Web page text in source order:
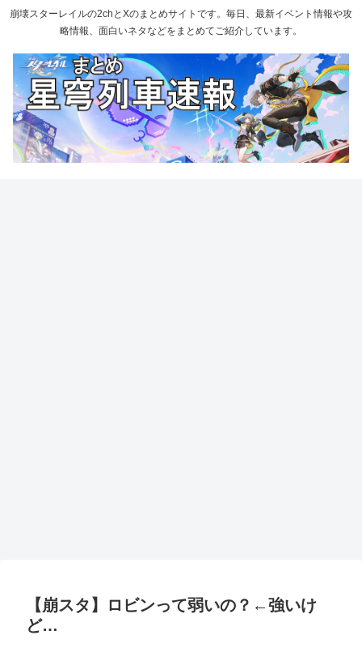
崩壊スターレイルの2chとXのまとめサイトです。毎日、最新イベント情報や攻
略情報、面白いネタなどをまとめてご紹介しています。
【崩スタ】ロビンって弱いの？←強いけ
ど…